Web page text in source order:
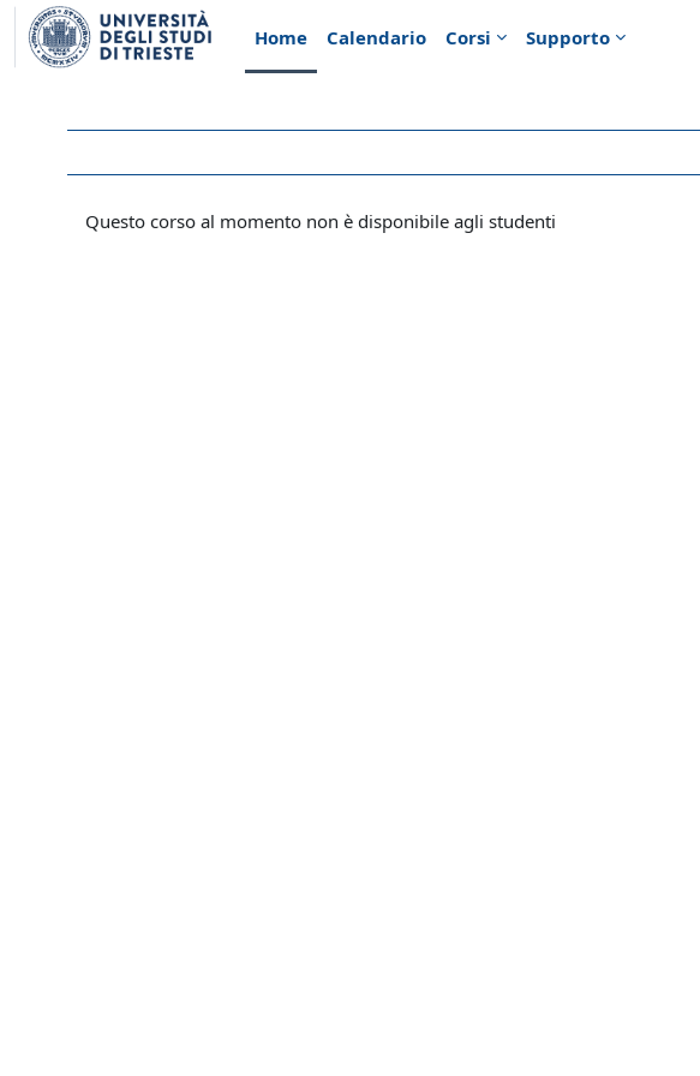
Vai al contenuto principale
Home
Calendario Corsi Supporto
Questo corso al momento non è disponibile agli studenti